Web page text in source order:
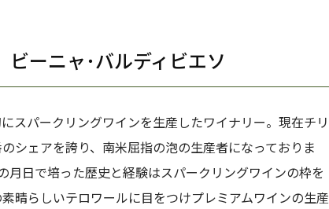
ビーニャ･バルディビエソ
スパークリングワインを生産したワイナリー。現在チリ
シェアを誇り、南米屈指の泡の生産者になっておりま
月日で培った歴史と経験はスパークリングワインの枠を
晴らしいテロワールに目をつけプレミアムワインの生産